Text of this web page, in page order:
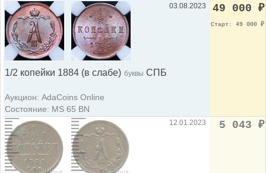
1/2 копейки 1884 (в слабе) буквы СПБ
Аукцион: AdaCoins Online
Состояние: MS 65 BN
03.08.2023 49 000 ₽
Старт: 49 000 ₽
12.01.2023 5 043 ₽